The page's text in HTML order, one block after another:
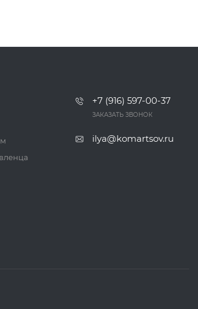
+7 (916) 597-00-37‬
ЗАКАЗАТЬ ЗВОНОК
ilya@komartsov.ru